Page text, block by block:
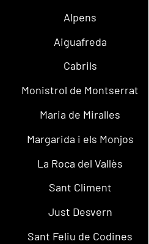
Alpens
Aiguafreda
Cabrils
Monistrol de Montserrat
Maria de Miralles
Margarida i els Monjos
La Roca del Vallès
Sant Climent
Just Desvern
Sant Feliu de Codines